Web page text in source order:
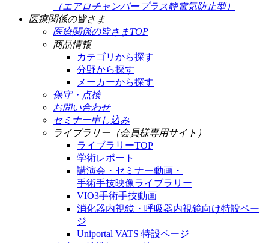
（エアロチャンバープラス静電気防止型）
医療関係の皆さま
医療関係の皆さまTOP
商品情報
カテゴリから探す
分野から探す
メーカーから探す
保守・点検
お問い合わせ
セミナー申し込み
ライブラリー（会員様専用サイト）
ライブラリーTOP
学術レポート
講演会・セミナー動画・
手術手技映像ライブラリー
VIO3手術手技動画
消化器内視鏡・呼吸器内視鏡向け特設ペー
ジ
Uniportal VATS 特設ページ